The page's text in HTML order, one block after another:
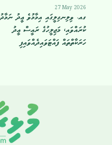
27 May 2026
ގއ. ވިލިނގިލީގައި އިމާމުވެ ޢީދު ނަމާދު
ކުރައްވައި، މަޖިލީހުގެ ރައީސް ޢީދު
ހަރަކާތްތައް ފައްޓަވައިދެއްވައިފި